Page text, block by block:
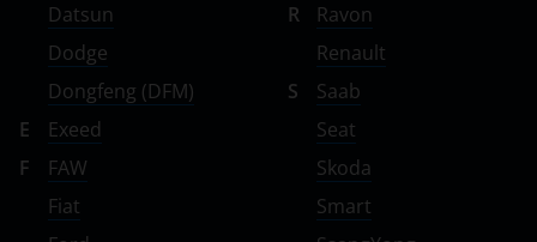
Datsun
Dodge
Dongfeng (DFM)
E
Exeed
F
FAW
Fiat
R
Ravon
Renault
S
Saab
Seat
Skoda
Smart